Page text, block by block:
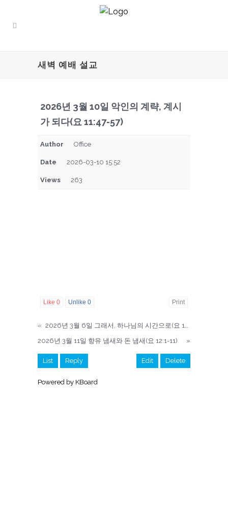
새벽 예배 설교
2026년 3월 10일 악인의 계략, 계시
가 되다(요 11:47-57)
Author Office
Date 2026-03-10 15:52
Views 263
Like 0 Unlike 0 Print
«
2026년 3월 6일 그래서, 하나님의 시간으로(요 11:1-16)
2026년 3월 11일 향유 냄새와 돈 냄새(요 12:1-11)
»
List Reply Edit Delete
Powered by KBoard